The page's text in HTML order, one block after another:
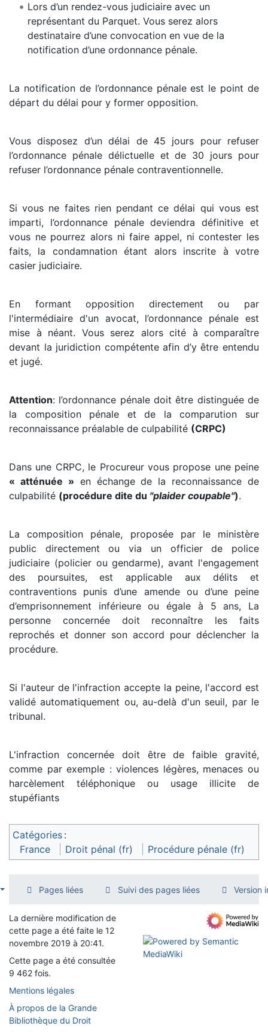
Lors d’un rendez-vous judiciaire avec un
représentant du Parquet. Vous serez alors
destinataire d’une convocation en vue de la
notification d’une ordonnance pénale.
La notification de l’ordonnance pénale est le point de
départ du délai pour y former opposition.
Vous disposez d’un délai de 45 jours pour refuser
l’ordonnance pénale délictuelle et de 30 jours pour
refuser l’ordonnance pénale contraventionnelle.
Si vous ne faites rien pendant ce délai qui vous est
imparti, l’ordonnance pénale deviendra définitive et
vous ne pourrez alors ni faire appel, ni contester les
faits, la condamnation étant alors inscrite à votre
casier judiciaire.
En formant opposition directement ou par
l'intermédiaire d'un avocat, l’ordonnance pénale est
mise à néant. Vous serez alors cité à comparaître
devant la juridiction compétente afin d’y être entendu
et jugé.
Attention: l’ordonnance pénale doit être distinguée de
la composition pénale et de la comparution sur
reconnaissance préalable de culpabilité (CRPC)
Dans une CRPC, le Procureur vous propose une peine
« atténuée » en échange de la reconnaissance de
culpabilité (procédure dite du "plaider coupable").
La composition pénale, proposée par le ministère
public directement ou via un officier de police
judiciaire (policier ou gendarme), avant l'engagement
des poursuites, est applicable aux délits et
contraventions punis d’une amende ou d’une peine
d’emprisonnement inférieure ou égale à 5 ans, La
personne concernée doit reconnaître les faits
reprochés et donner son accord pour déclencher la
procédure.
Si l'auteur de l'infraction accepte la peine, l'accord est
validé automatiquement ou, au-delà d'un seuil, par le
tribunal.
L'infraction concernée doit être de faible gravité,
comme par exemple : violences légères, menaces ou
harcèlement téléphonique ou usage illicite de
stupéfiants
Catégories :
France
Droit pénal (fr) Procédure pénale (fr)
Pages liées Suivi des pages liées Version
La dernière modification de
cette page a été faite le 12
novembre 2019 à 20:41.
Cette page a été consultée
9 462 fois.
Mentions légales
À propos de la Grande
Bibliothèque du Droit